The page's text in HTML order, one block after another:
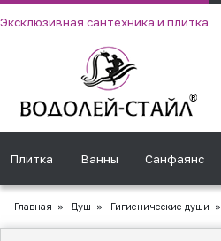
Эксклюзивная сантехника и плитка
Плитка Ванны Санфаянс
Главная » Душ » Гигиенические души »